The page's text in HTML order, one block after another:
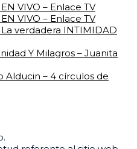
VIVO – Enlace TV
VIVO – Enlace TV
verdadera INTIMIDAD
Y Milagros – Juanita
Alducin – 4 círculos de